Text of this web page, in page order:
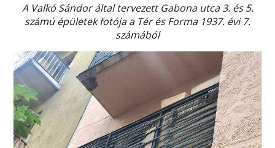
A Valkó Sándor által tervezett Gabona utca 3. és 5.
számú épületek fotója a Tér és Forma 1937. évi 7.
számából